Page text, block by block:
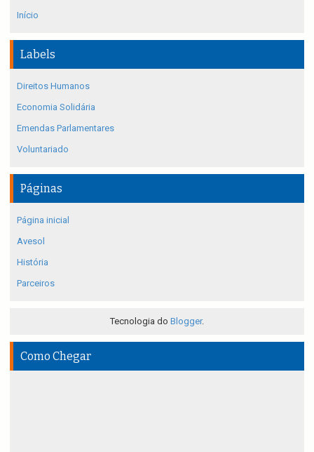
Início
Labels
Direitos Humanos
Economia Solidária
Emendas Parlamentares
Voluntariado
Páginas
Página inicial
Avesol
História
Parceiros
Tecnologia do Blogger.
Como Chegar